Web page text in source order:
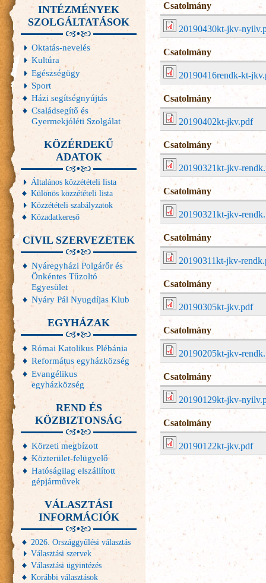
Csatolmány
20190430kt-jkv-
Csatolmány
20190416rendk-kt-
Csatolmány
20190402kt-jkv.pdf
Csatolmány
20190321kt-jkv-
Csatolmány
20190321kt-jkv-
Csatolmány
20190311kt-jkv-
Csatolmány
20190305kt-jkv.pdf
Csatolmány
20190205kt-jkv-
Csatolmány
20190129kt-jkv-
Csatolmány
20190122kt-jkv.pdf
INTÉZMÉNYEK
SZOLGÁLTATÁSOK
Oktatás-nevelés
Kultúra
Egészségügy
Sport
Házi segítségnyújtás
Családsegítő és
Gyermekjóléti Szolgálat
KÖZÉRDEKŰ
ADATOK
Általános közzétételi lista
Különös közzétételi lista
Közzétételi szabályzatok
Közadatkereső
CIVIL SZERVEZETEK
Nyáregyházi Polgárőr és
Önkéntes Tűzoltó
Egyesület
Nyáry Pál Nyugdíjas Klub
EGYHÁZAK
Római Katolikus Plébánia
Református egyházközség
Evangélikus
egyházközség
REND ÉS
KÖZBIZTONSÁG
Körzeti megbízott
Közterület-felügyelő
Hatóságilag elszállított
gépjárművek
VÁLASZTÁSI
INFORMÁCIÓK
2026. Országgyűlési választás
Választási szervek
Választási ügyintézés
Korábbi választások